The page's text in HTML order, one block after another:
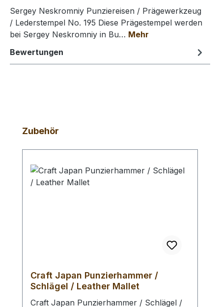
Sergey Neskromniy Punziereisen / Prägewerkzeug
/ Lederstempel No. 195 Diese Prägestempel werden
bei Sergey Neskromniy in Bu… Mehr
Bewertungen
Produktgalerie überspringen
Zubehör
Craft Japan Punzierhammer /
Schlägel / Leather Mallet
Craft Japan Punzierhammer / Schlägel /